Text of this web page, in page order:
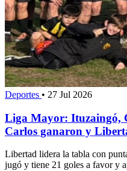
Deportes • 27 Jul 2026
Liga Mayor: Ituzaingó,
Carlos ganaron y
Libertad lidera la tabla con
jugó y tiene 21 goles a favor y